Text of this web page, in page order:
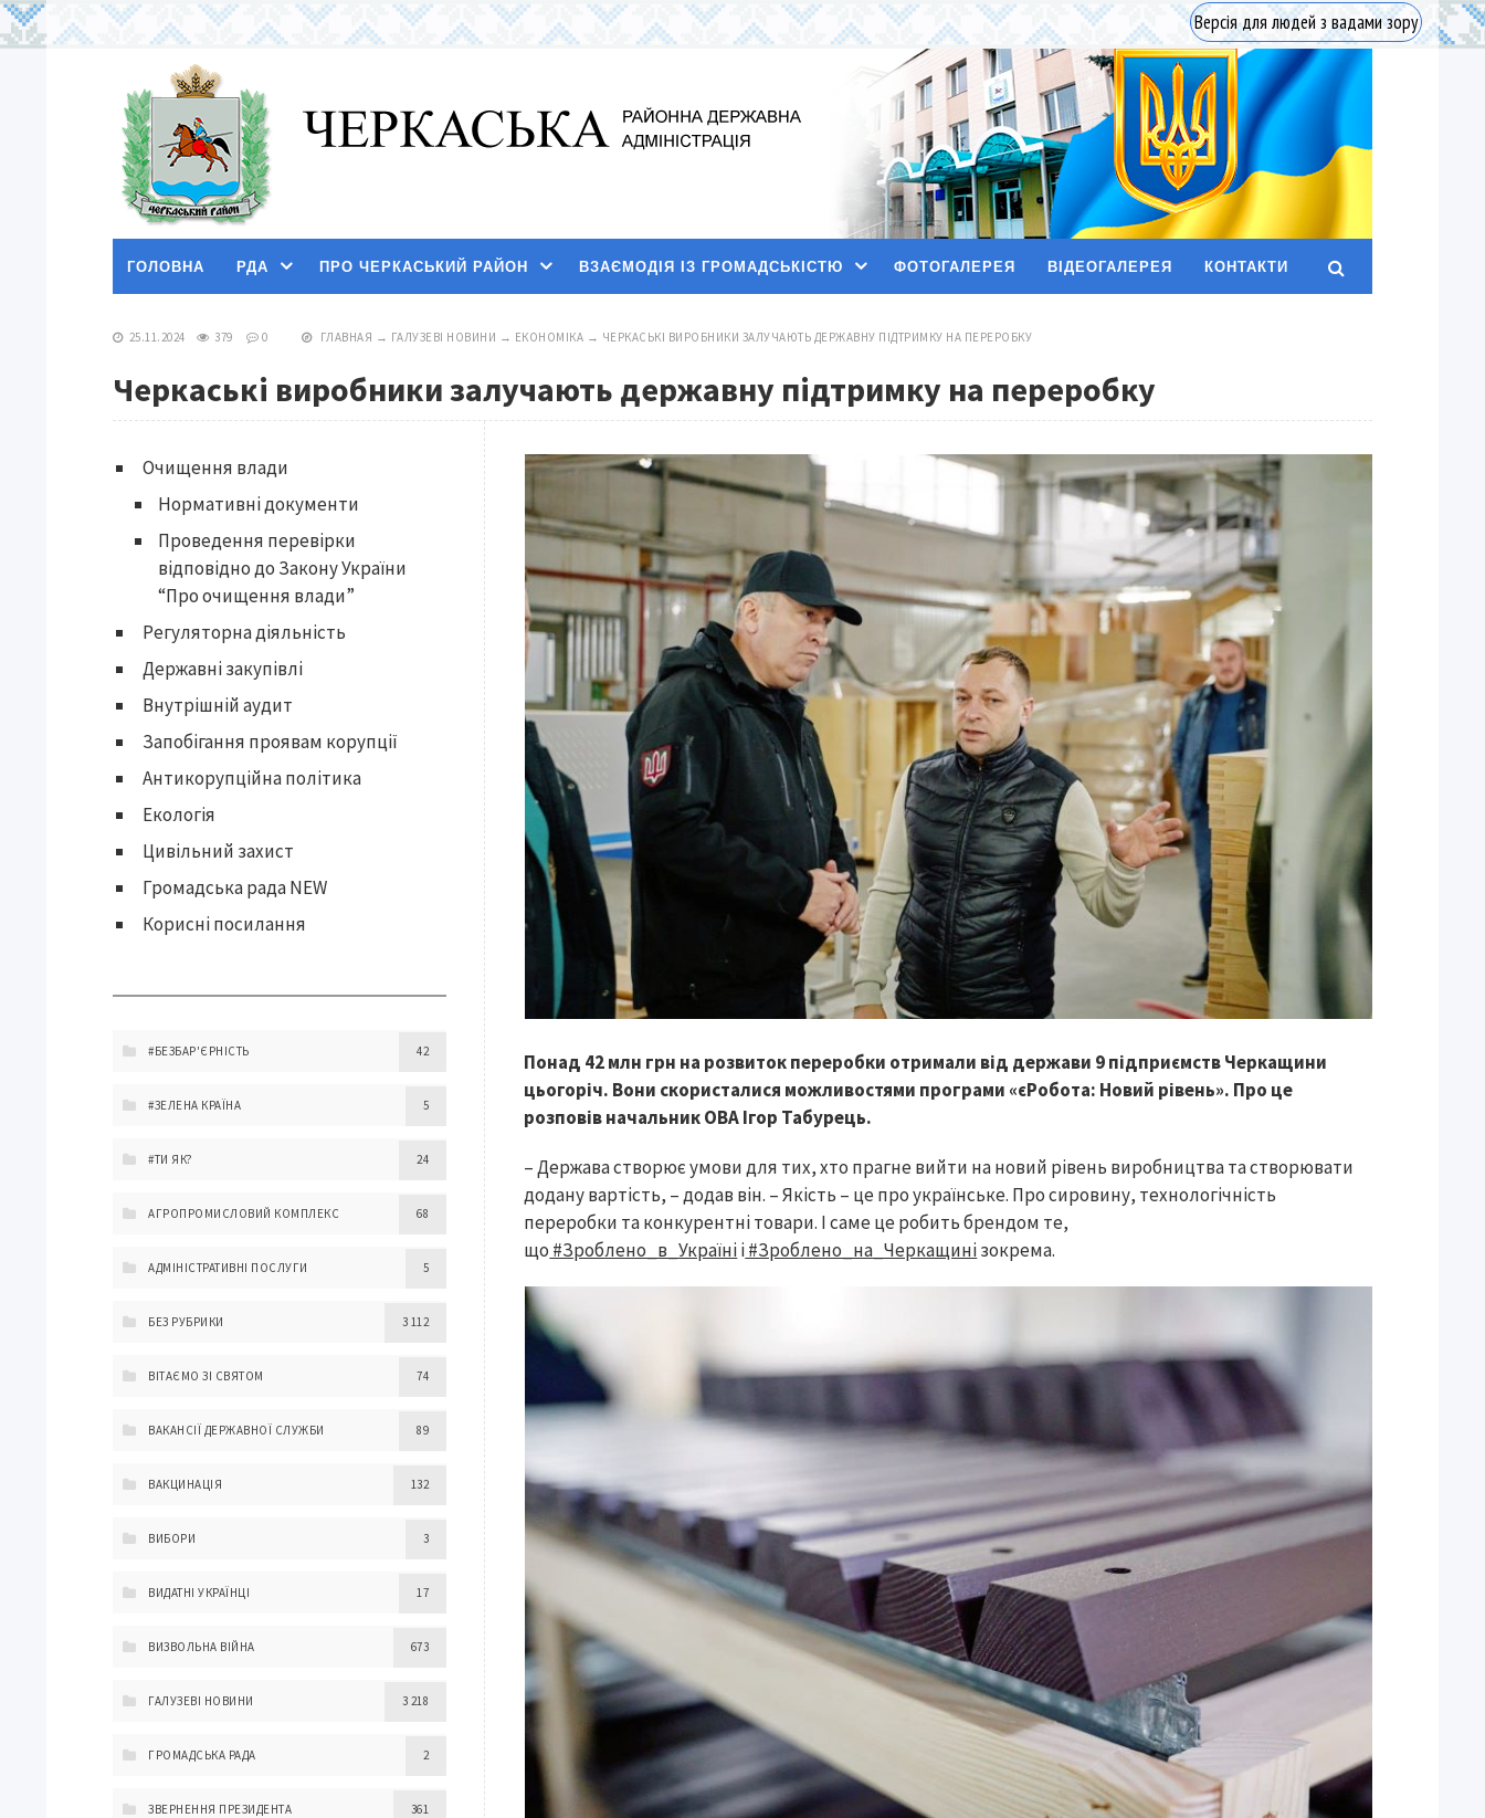
Версія для людей з вадами зору
ГОЛОВНА РДА ПРО ЧЕРКАСЬКИЙ РАЙОН ВЗАЄМОДІЯ ІЗ ГРОМАДСЬКІСТЮ ФОТОГАЛЕРЕЯ ВІДЕОГАЛЕРЕЯ КОНТАКТИ
25.11.2024 379 0 ГЛАВНАЯ → ГАЛУЗЕВІ НОВИНИ → ЕКОНОМІКА → ЧЕРКАСЬКІ ВИРОБНИКИ ЗАЛУЧАЮТЬ ДЕРЖАВНУ ПІДТРИМКУ НА ПЕРЕРОБКУ
Черкаські виробники залучають державну підтримку на переробку
Понад 42 млн грн на розвиток переробки отримали від держави 9 підприємств Черкащини
цьогоріч. Вони скористалися можливостями програми «єРобота: Новий рівень». Про це
розповів начальник ОВА Ігор Табурець.
– Держава створює умови для тих, хто прагне вийти на новий рівень виробництва та створювати
додану вартість, – додав він. – Якість – це про українське. Про сировину, технологічність
переробки та конкурентні товари. І саме це робить брендом те,
що #Зроблено_в_Україніі#Зроблено_на_Черкащинізокрема.
Очищення влади
Нормативні документи
Проведення перевірки
відповідно до Закону України
“Про очищення влади”
Регуляторна діяльність
Державні закупівлі
Внутрішній аудит
Запобігання проявам корупції
Антикорупційна політика
Екологія
Цивільний захист
Громадська рада NEW
Корисні посилання
#БЕЗБАР'ЄРНІСТЬ 42
#ЗЕЛЕНА КРАЇНА 5
#ТИ ЯК? 24
АГРОПРОМИСЛОВИЙ КОМПЛЕКС 68
АДМІНІСТРАТИВНІ ПОСЛУГИ 5
БЕЗ РУБРИКИ 3 112
ВІТАЄМО ЗІ СВЯТОМ 74
ВАКАНСІЇ ДЕРЖАВНОЇ СЛУЖБИ 89
ВАКЦИНАЦІЯ 132
ВИБОРИ 3
ВИДАТНІ УКРАЇНЦІ 17
ВИЗВОЛЬНА ВІЙНА 673
ГАЛУЗЕВІ НОВИНИ 3 218
ГРОМАДСЬКА РАДА 2
ЗВЕРНЕННЯ ПРЕЗИДЕНТА 361